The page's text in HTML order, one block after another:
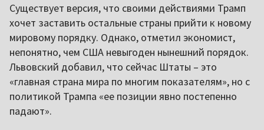
Существует версия, что своими действиями Трамп
хочет заставить остальные страны прийти к новому
мировому порядку. Однако, отметил экономист,
непонятно, чем США невыгоден нынешний порядок.
Львовский добавил, что сейчас Штаты – это
«главная страна мира по многим показателям», но с
политикой Трампа «ее позиции явно постепенно
падают».